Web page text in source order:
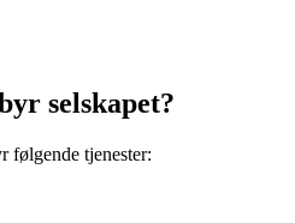
selskapet?
tjenester: